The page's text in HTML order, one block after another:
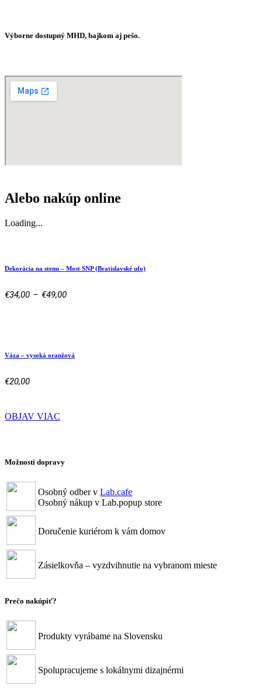
Výborne dostupný MHD, bajkom aj pešo.
Alebo nakúp online
Loading...
Dekorácia na stenu – Most SNP (Bratislavské ufo)
€34,00 – €49,00Price
Váza – vysoká oranžová
€20,00
OBJAV VIAC
Možnosti dopravy
Osobný odber v Lab.cafe
Osobný nákup v Lab.popup store
Doručenie kuriérom k vám domov
Zásielkovňa – vyzdvihnutie na vybranom mieste
Prečo nakúpiť?
Produkty vyrábame na Slovensku
Spolupracujeme s lokálnymi dizajnérmi